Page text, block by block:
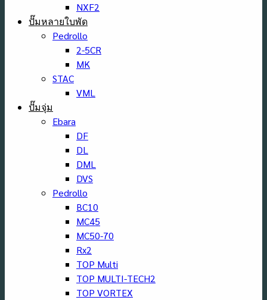
NXF2
ปั๊มหลายใบพัด
Pedrollo
2-5CR
MK
STAC
VML
ปั๊มจุ่ม
Ebara
DF
DL
DML
DVS
Pedrollo
BC10
MC45
MC50-70
Rx2
TOP Multi
TOP MULTI-TECH2
TOP VORTEX